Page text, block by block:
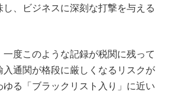
、ビジネスに深刻な打撃を与える
度このような記録が税関に残って
入通関が格段に厳しくなるリスクが
る「ブラックリスト入り」に近い